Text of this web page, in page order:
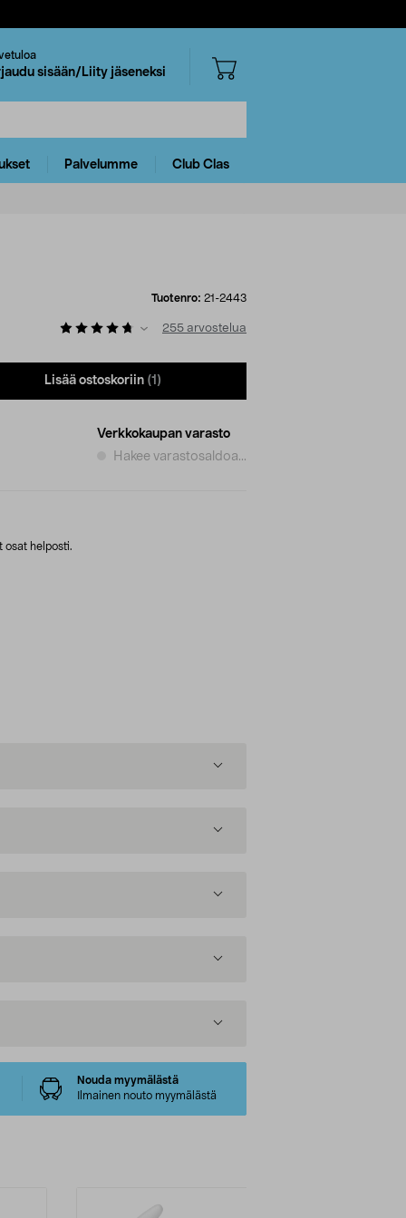
sisään/Liity jäseneksi
Palvelumme Club Clas
Tuotenro: 21-2443
255 arvostelua
Lisää ostoskoriin (1)
Verkkokaupan varasto
Hakee varastosaldoa...
osat helposti.
Nouda myymälästä
Ilmainen nouto myymälästä